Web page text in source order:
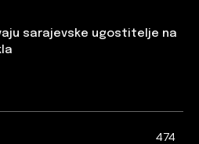
sarajevske ugostitelje na
474